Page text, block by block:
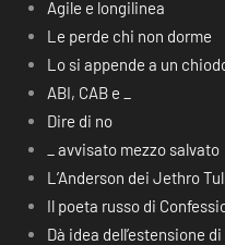
Agile e longilinea
Le perde chi non dorme
Lo si appende a un
ABI, CAB e _
Dire di no
_ avvisato mezzo salvato
L’Anderson dei Jethro
Il poeta russo di
Dà idea dell’estensione